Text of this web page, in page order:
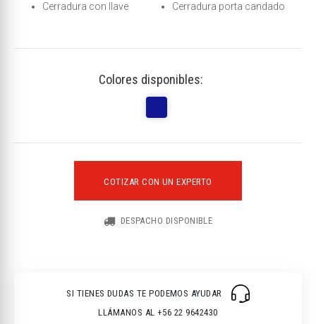
Cerradura con llave Cerradura porta candado
Colores disponibles:
COTIZAR CON UN EXPERTO
DESPACHO DISPONIBLE
SI TIENES DUDAS TE PODEMOS AYUDAR
LLÁMANOS AL +56 22 9642430